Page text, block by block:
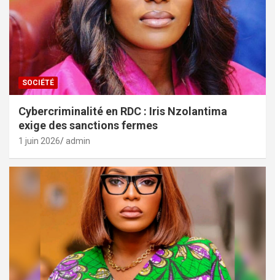
SOCIÉTÉ
Cybercriminalité en RDC : Iris Nzolantima
exige des sanctions fermes
1 juin 2026 admin